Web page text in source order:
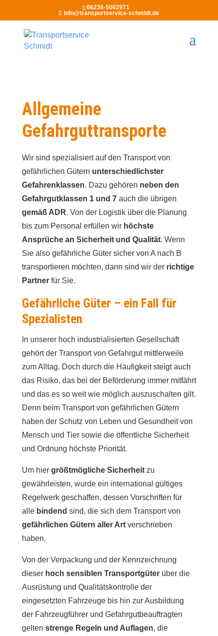
06236-5002971
info@transportservice-schmidt.de
Allgemeine
Gefahrguttransporte
Wir sind spezialisiert auf den Transport von
gefährlichen Gütern unterschiedlichster
Gefahrenklassen. Dazu gehören neben den
Gefahrgutklassen 1 und 7auch die übrigen
gemäß ADR. Von der Logistik über die Planung
bis zum Personal erfüllen wir höchste
Ansprüche an Sicherheit und Qualität. Wenn
Sie also gefährliche Güter sicher von A nach B
transportieren möchten, dann sind wir der richtige
Partnerfür Sie.
Gefährliche Güter – ein Fall für
Spezialisten
In unserer hoch industrialisierten Gesellschaft
gehört der Transport von Gefahrgut mittlerweile
zum Alltag. Doch durch die Häufigkeit steigt auch
das Risiko, das bei der Beförderung immer mitfährt
und das es so weit wie möglich auszuschalten gilt.
Denn beim Transport von gefährlichen Gütern
haben der Schutz von Leben und Gesundheit von
Mensch und Tier sowie die öffentliche Sicherheit
und Ordnung höchste Priorität.
Um hier größtmögliche Sicherheitzu
gewährleisten, wurde ein international gültiges
Regelwerk geschaffen, dessen Vorschriften für
alle bindend sind, die sich dem Transport von
gefährlichen Gütern aller Artverschrieben
haben.
Von der Verpackung und der Kennzeichnung
dieser hoch sensiblen Transportgüterüber die
Ausrüstung und Qualitätskontrolle der
eingesetzten Fahrzeuge bis hin zur Ausbildung
der Fahrzeugführer und Gefahrgutbeauftragten
gelten strenge Regeln und Auflagen, die